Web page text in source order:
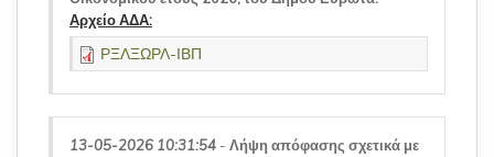
Αρχείο ΑΔΑ:
ΡΞΛΞΩΡΛ-ΙΒΠ
13-05-2026 10:31:54 - Λήψη απόφασης σχετικά με